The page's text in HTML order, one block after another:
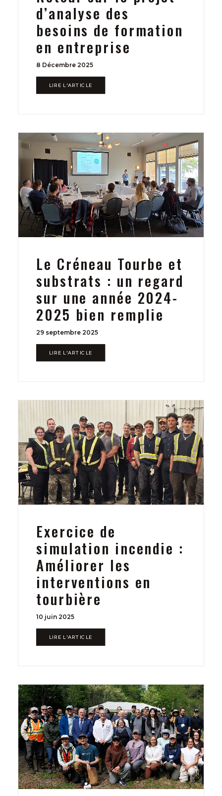
d’analyse des
besoins de formation
en entreprise
8 Décembre 2025
LIRE L'ARTICLE
Le Créneau Tourbe et
substrats : un regard
sur une année 2024-
2025 bien remplie
29 septembre 2025
LIRE L'ARTICLE
Exercice de
simulation incendie :
Améliorer les
interventions en
tourbière
10 juin 2025
LIRE L'ARTICLE